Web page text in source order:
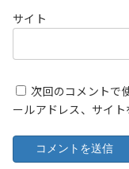
サイト
次回のコメントで
ールアドレス、サイト